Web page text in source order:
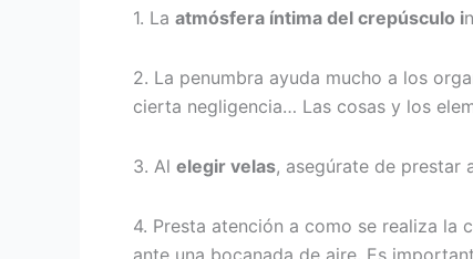
1. La atmósfera íntima del crepúsculo i
2. La penumbra ayuda mucho a los
cierta negligencia… Las cosas y los
3. Al elegir velas, asegúrate de prestar
4. Presta atención a como se realiza la
ante una bocanada de aire. Es